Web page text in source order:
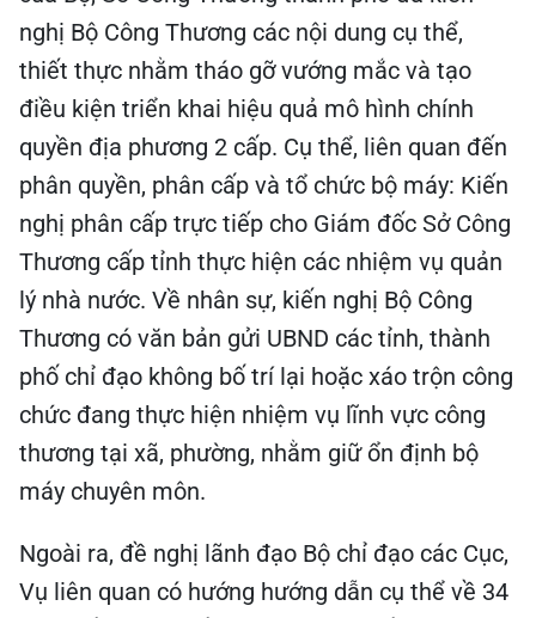
nghị Bộ Công Thương các nội dung cụ thể,
thiết thực nhằm tháo gỡ vướng mắc và tạo
điều kiện triển khai hiệu quả mô hình chính
quyền địa phương 2 cấp. Cụ thể, liên quan đến
phân quyền, phân cấp và tổ chức bộ máy: Kiến
nghị phân cấp trực tiếp cho Giám đốc Sở Công
Thương cấp tỉnh thực hiện các nhiệm vụ quản
lý nhà nước. Về nhân sự, kiến nghị Bộ Công
Thương có văn bản gửi UBND các tỉnh, thành
phố chỉ đạo không bố trí lại hoặc xáo trộn công
chức đang thực hiện nhiệm vụ lĩnh vực công
thương tại xã, phường, nhằm giữ ổn định bộ
máy chuyên môn.
Ngoài ra, đề nghị lãnh đạo Bộ chỉ đạo các Cục,
Vụ liên quan có hướng hướng dẫn cụ thể về 34